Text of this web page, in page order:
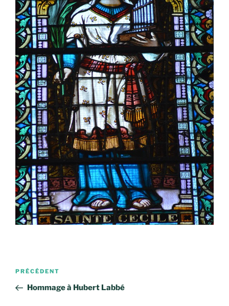
Navigation
l’article
Article
précédent
PRÉCÉDENT
Hommage à Hubert Labbé